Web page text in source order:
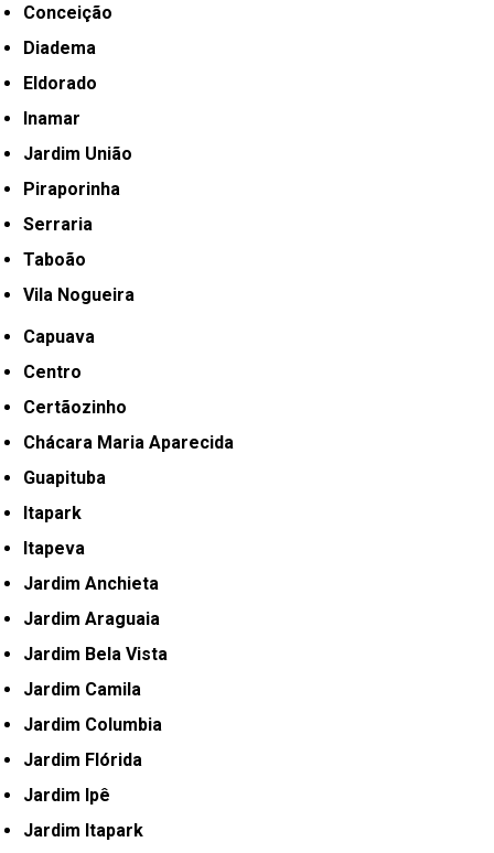
Conceição
Diadema
Eldorado
Inamar
Jardim União
Piraporinha
Serraria
Taboão
Vila Nogueira
Capuava
Centro
Certãozinho
Chácara Maria Aparecida
Guapituba
Itapark
Itapeva
Jardim Anchieta
Jardim Araguaia
Jardim Bela Vista
Jardim Camila
Jardim Columbia
Jardim Flórida
Jardim Ipê
Jardim Itapark